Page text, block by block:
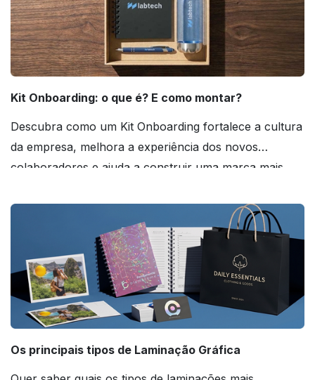
Kit Onboarding: o que é? E como montar?
Descubra como um Kit Onboarding fortalece a cultura
da empresa, melhora a experiência dos novos
colaboradores e ajuda a construir uma marca mais
Os principais tipos de Laminação Gráfica